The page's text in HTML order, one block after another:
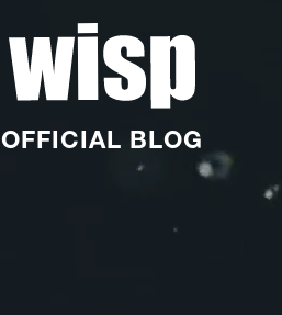
OFFICIAL BLOG